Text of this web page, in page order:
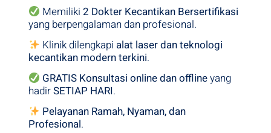
Memiliki2 Dokter Kecantikan Bersertifikasi
yang berpengalaman dan profesional.
Klinik dilengkapi alat laser dan teknologi
kecantikan modern terkini.
GRATIS Konsultasi online dan offlineyang
hadirSETIAP HARI.
Pelayanan Ramah, Nyaman, dan
Profesional.